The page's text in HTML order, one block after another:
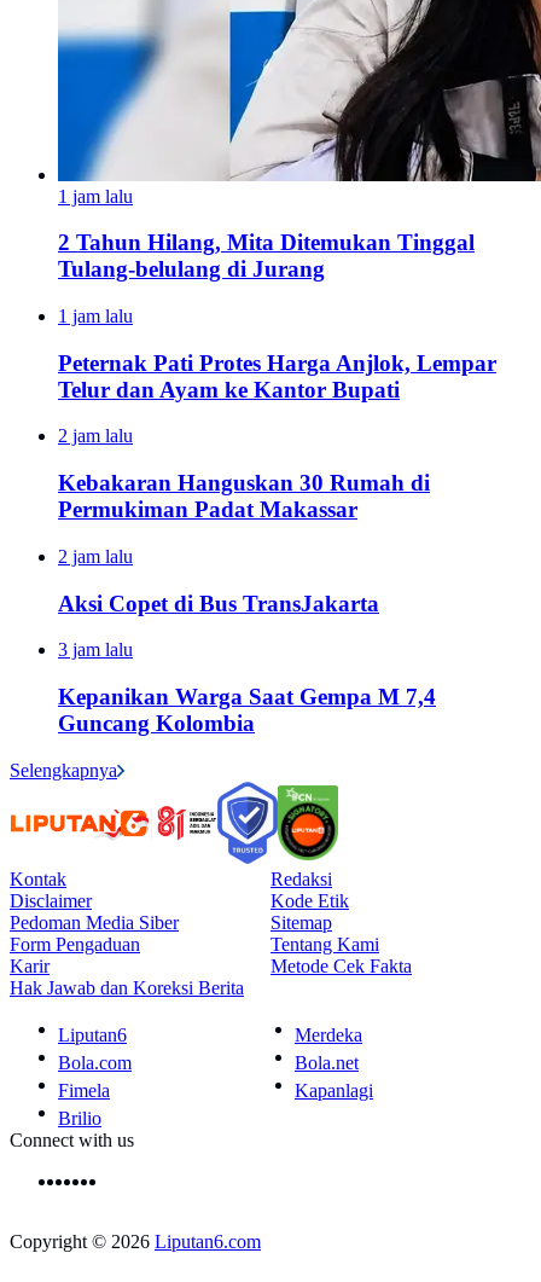
1 jam lalu
2 Tahun Hilang, Mita Ditemukan Tinggal
Tulang-belulang di Jurang
1 jam lalu
Peternak Pati Protes Harga Anjlok, Lempar
Telur dan Ayam ke Kantor Bupati
2 jam lalu
Kebakaran Hanguskan 30 Rumah di
Permukiman Padat Makassar
2 jam lalu
Aksi Copet di Bus TransJakarta
3 jam lalu
Kepanikan Warga Saat Gempa M 7,4
Guncang Kolombia
Selengkapnya
Kontak
Redaksi
Disclaimer
Kode Etik
Pedoman Media Siber
Sitemap
Form Pengaduan
Tentang Kami
Karir
Metode Cek Fakta
Hak Jawab dan Koreksi Berita
Liputan6
Merdeka
Bola.com
Bola.net
Fimela
Kapanlagi
Brilio
Connect with us
Copyright © 2026 Liputan6.com